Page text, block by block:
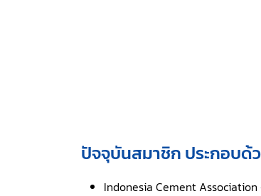
ปัจจุบันสมาชิก ประกอบด้
Indonesia Cement Association